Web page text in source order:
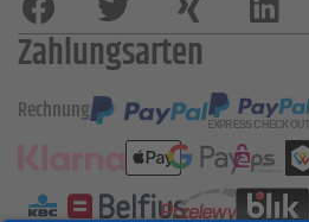
Zahlungsarten
Rechnung